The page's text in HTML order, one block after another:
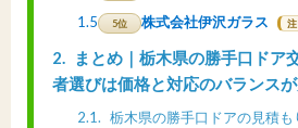
1.5 5位 株式会社伊沢ガラス
2
まとめ｜栃木県の勝手口ドア
者選びは価格と対応のバランス
2.1
栃木県の勝手口ドアの見積